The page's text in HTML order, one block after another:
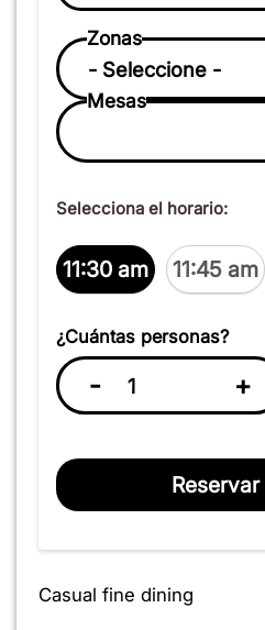
Zonas
Mesas
Selecciona el horario:
11:30 am 11:45 am
¿Cuántas personas?
- +
Casual fine dining